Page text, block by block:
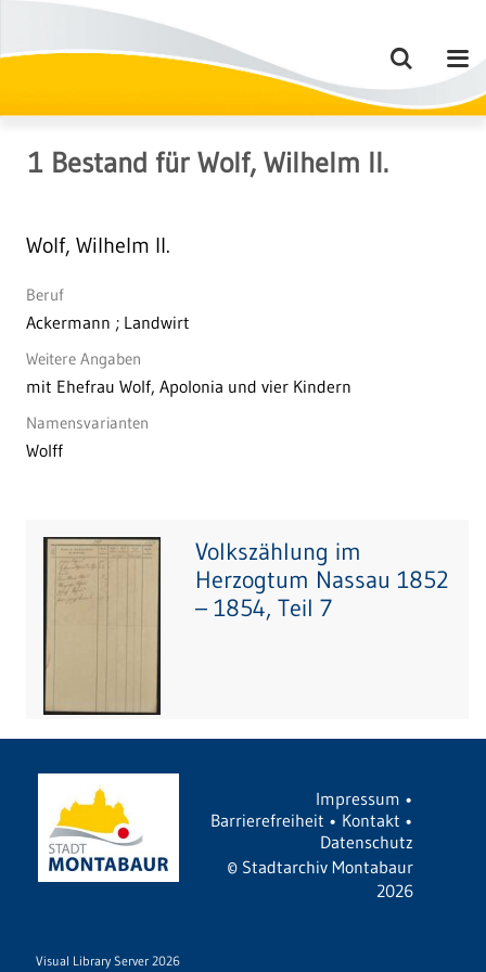
1 Bestand für Wolf, Wilhelm II.
Wolf, Wilhelm II.
Beruf
Ackermann ; Landwirt
Weitere Angaben
mit Ehefrau Wolf, Apolonia und vier Kindern
Namensvarianten
Wolff
Volkszählung im
Herzogtum Nassau 1852
– 1854, Teil 7
Impressum •
Barrierefreiheit • Kontakt •
Datenschutz
© Stadtarchiv Montabaur
2026
Visual Library Server 2026